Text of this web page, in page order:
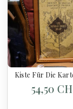
Kiste Für Die
54,50